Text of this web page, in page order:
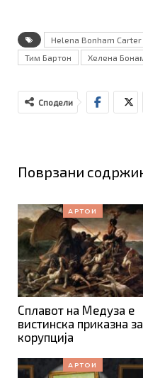
Helena Bonham Carter
Тим Бартон
Хелена
Сподели
Поврзани
АРТОИ
Сплавот на Медуза е
вистинска приказна за
корупција
АРТОИ